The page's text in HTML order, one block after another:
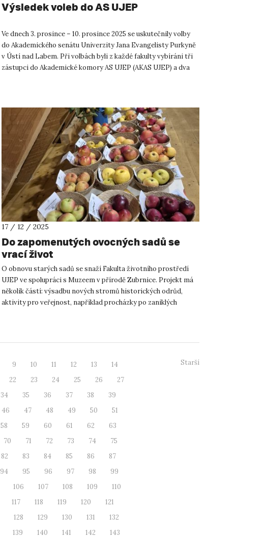
Výsledek voleb do AS UJEP
Ve dnech 3. prosince – 10. prosince 2025 se uskutečnily volby
do Akademického senátu Univerzity Jana Evangelisty Purkyně
v Ústí nad Labem. Při volbách byli z každé fakulty vybíráni tři
zástupci do Akademické komory AS UJEP (AKAS UJEP) a dva
17 / 12 / 2025
Do zapomenutých ovocných sadů se
vrací život
O obnovu starých sadů se snaží Fakulta životního prostředí
UJEP ve spolupráci s Muzeem v přírodě Zubrnice. Projekt má
několik částí: výsadbu nových stromů historických odrůd,
aktivity pro veřejnost, například procházky po zaniklých
9 10 11 12 13
14
22 23 24 25 26
27
34 35 36 37 38
39
46 47 48 49 50
51
58 59 60 61 62
63
70 71 72 73 74
75
82 83 84 85 86
87
94 95 96 97 98
99
106 107 108 109
110
117 118 119 120
121
128 129 130 131
132
139 140 141 142 143
Starší